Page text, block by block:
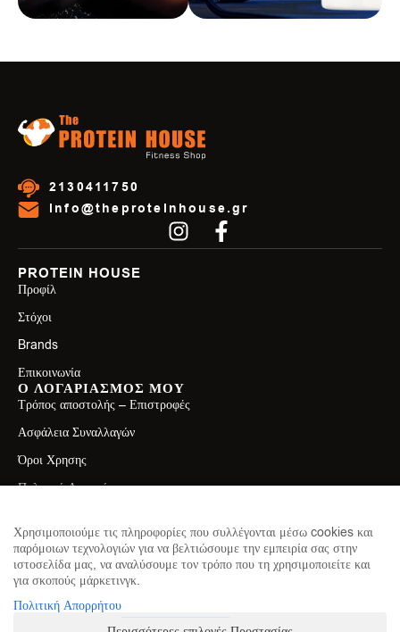
2130411750
info@theproteinhouse.gr
PROTEIN HOUSE
Προφίλ
Στόχοι
Brands
Επικοινωνία
Ο ΛΟΓΑΡΙΑΣΜΟΣ ΜΟΥ
Τρόπος αποστολής – Επιστροφές
Ασφάλεια Συναλλαγών
Όροι Χρησης
Πολιτική Απορρήτου
2130411750
info@theproteinhouse.gr
ΕΓΓΡΑΦΕΙΤΕ ΣΤΟ NEWSLETTER
Χρησιμοποιούμε τις πληροφορίες που συλλέγονται μέσω cookies και
παρόμοιων τεχνολογιών για να βελτιώσουμε την εμπειρία σας στην
ιστοσελίδα μας, να αναλύσουμε τον τρόπο που τη χρησιμοποιείτε και
για σκοπούς μάρκετινγκ.
Πολιτική Απορρήτου